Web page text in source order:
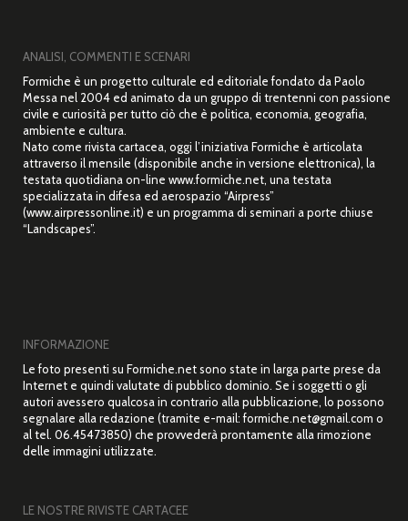
ANALISI, COMMENTI E SCENARI
Formiche è un progetto culturale ed editoriale fondato da Paolo
Messa nel 2004 ed animato da un gruppo di trentenni con passione
civile e curiosità per tutto ciò che è politica, economia, geografia,
ambiente e cultura.
Nato come rivista cartacea, oggi l’iniziativa Formiche è articolata
attraverso il mensile (disponibile anche in versione elettronica), la
testata quotidiana on-line www.formiche.net, una testata
specializzata in difesa ed aerospazio “Airpress”
(www.airpressonline.it) e un programma di seminari a porte chiuse
“Landscapes”.
INFORMAZIONE
Le foto presenti su Formiche.net sono state in larga parte prese da
Internet e quindi valutate di pubblico dominio. Se i soggetti o gli
autori avessero qualcosa in contrario alla pubblicazione, lo possono
segnalare alla redazione (tramite e-mail: formiche.net@gmail.com o
al tel. 06.45473850) che provvederà prontamente alla rimozione
delle immagini utilizzate.
LE NOSTRE RIVISTE CARTACEE